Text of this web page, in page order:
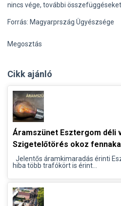
nincs vége, további
Forrás: Magyarprszág Ügyészsége
Megosztás
Cikk ajánló
Áramszünet Esztergom déli
Szigetelőtörés okoz
Jelentős áramkimaradás érinti
hiba több trafókört is érint...